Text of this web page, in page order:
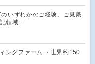
のいずれかのご経験、ご見識
領域…
ングファーム ・世界約150